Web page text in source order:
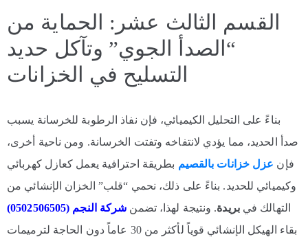
القسم الثالث عشر: الحماية من
“الصدأ الجوي” وتآكل حديد
التسليح في الخزانات
بناءً على التحليل الكيميائي، فإن نفاذ الرطوبة للخرسانة يسبب
صدأ الحديد، مما يؤدي لانتفاخه وتفتت الخرسانة. ومن ناحية أخرى،
فإن عزل خزانات بالقصيم بطريقة احترافية يعمل كعازل كهربائي
وكيميائي للحديد. بناءً على ذلك، نحمي “قلب” الخزان الإنشائي من
التهالك فيبريدة. ونتيجة لهذا، تضمن شركة النجم (0502506505)
بقاء الهيكل الإنشائي قوياً لأكثر من 30 عاماً دون الحاجة لترميمات